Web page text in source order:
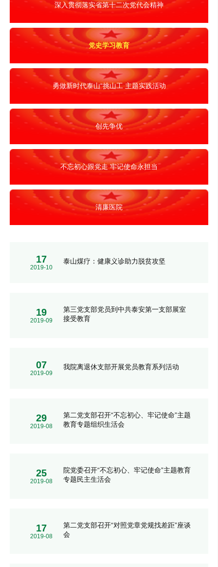
深入贯彻落实省第十二次党代会精神
党史学习教育
勇做新时代泰山“挑山工 主题实践活动
创先争优
不忘初心跟党走 牢记使命永担当
清廉医院
17
2019-10
泰山煤疗：健康义诊助力脱贫攻坚
19
2019-09
第三党支部党员到中共泰安第一支部展室
接受教育
07
2019-09
我院离退休支部开展党员教育系列活动
29
2019-08
第二党支部召开“不忘初心、牢记使命”主题
教育专题组织生活会
25
2019-08
院党委召开“不忘初心、牢记使命”主题教育
专题民主生活会
17
2019-08
第二党支部召开“对照党章党规找差距”座谈
会